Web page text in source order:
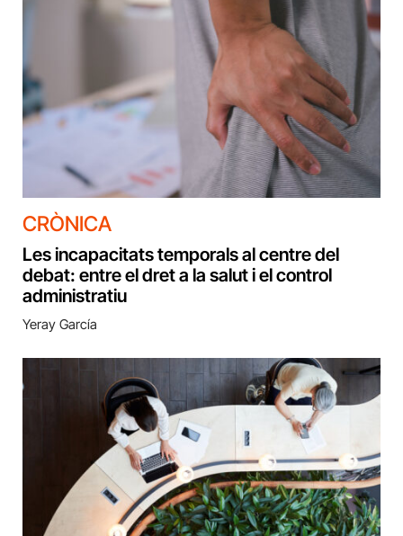
CRÒNICA
Les incapacitats temporals al centre del
debat: entre el dret a la salut i el control
administratiu
Yeray García